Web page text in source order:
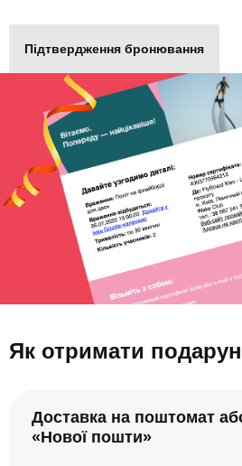
Підтвердження бронювання
Як отримати
Доставка на поштомат
«Нової пошти»